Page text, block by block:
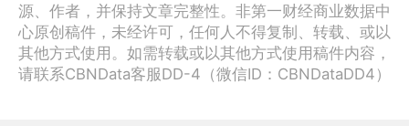
源、作者，并保持文章完整性。非第一财经商业数据中
心原创稿件，未经许可，任何人不得复制、转载、或以
其他方式使用。如需转载或以其他方式使用稿件内容，
请联系CBNData客服DD-4（微信ID：CBNDataDD4）